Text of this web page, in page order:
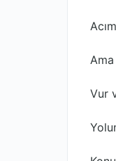
Vur